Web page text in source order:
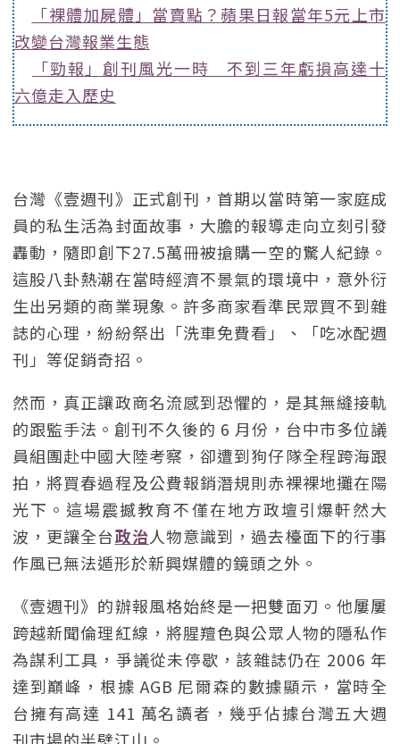
「裸體加屍體」當賣點？蘋果日報當年5元上市
改變台灣報業生態
「勁報」創刊風光一時 不到三年虧損高達十
六億走入歷史
台灣《壹週刊》正式創刊，首期以當時第一家庭成
員的私生活為封面故事，大膽的報導走向立刻引發
轟動，隨即創下27.5萬冊被搶購一空的驚人紀錄。
這股八卦熱潮在當時經濟不景氣的環境中，意外衍
生出另類的商業現象。許多商家看準民眾買不到雜
誌的心理，紛紛祭出「洗車免費看」、「吃冰配週
刊」等促銷奇招。
然而，真正讓政商名流感到恐懼的，是其無縫接軌
的跟監手法。創刊不久後的 6 月份，台中市多位議
員組團赴中國大陸考察，卻遭到狗仔隊全程跨海跟
拍，將買春過程及公費報銷潛規則赤裸裸地攤在陽
光下。這場震撼教育不僅在地方政壇引爆軒然大
波，更讓全台政治人物意識到，過去檯面下的行事
作風已無法遁形於新興媒體的鏡頭之外。
《壹週刊》的辦報風格始終是一把雙面刃。他屢屢
跨越新聞倫理紅線，將腥羶色與公眾人物的隱私作
為謀利工具，爭議從未停歇，該雜誌仍在 2006 年
達到巔峰，根據 AGB 尼爾森的數據顯示，當時全
台擁有高達 141 萬名讀者，幾乎佔據台灣五大週